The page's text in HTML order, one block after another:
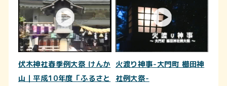
伏木神社春季例大祭 けんか
山｜平成10年度「ふるさと
火渡り神事-大門町 櫛田神
社例大祭-